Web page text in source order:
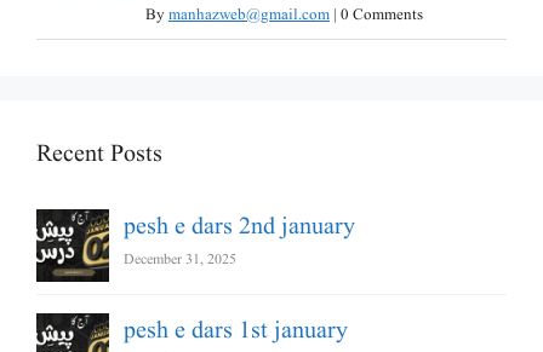
Bymanhazweb@gmail.com | 0 Comments
Recent Posts
pesh e dars 2nd january
December 31, 2025
pesh e dars 1st january